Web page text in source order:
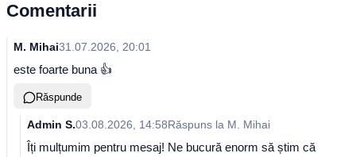
Comentarii
M. Mihai31.07.2026, 20:01
este foarte buna 👍
Răspunde
Admin S.03.08.2026, 14:58Răspuns la M. Mihai
Îți mulțumim pentru mesaj! Ne bucură enorm să știm că